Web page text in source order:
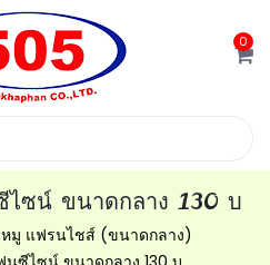
0
ซน์ ขนาดกลาง 130 บ
มู แฟรนไชส์ (ขนาดกลาง)